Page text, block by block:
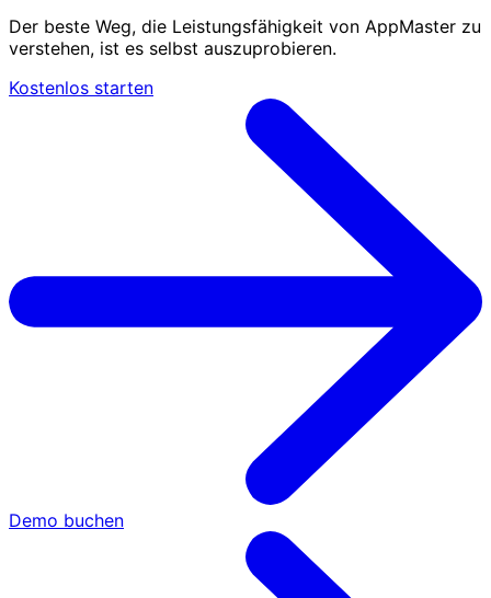
Der beste Weg, die Leistungsfähigkeit von AppMaster zu
verstehen, ist es selbst auszuprobieren.
Kostenlos starten
Demo buchen